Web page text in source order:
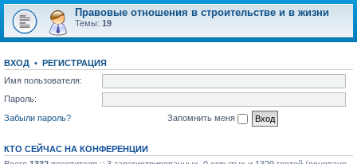
Правовые отношения в строительстве и в жизни
Темы: 19
ВХОД •
РЕГИСТРАЦИЯ
Имя пользователя:
Пароль:
Забыли пароль?
Запомнить меня
КТО СЕЙЧАС НА КОНФЕРЕНЦИИ